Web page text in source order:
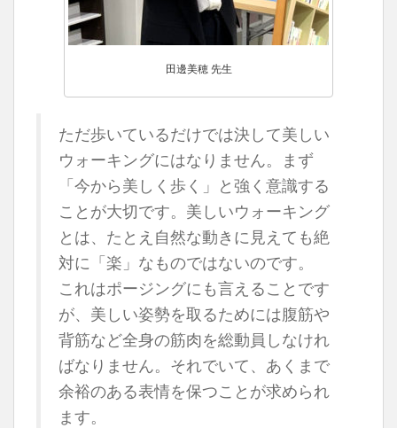
田邊美穂 先生
ただ歩いているだけでは決して美しい
ウォーキングにはなりません。まず
「今から美しく歩く」と強く意識する
ことが大切です。美しいウォーキング
とは、たとえ自然な動きに見えても絶
対に「楽」なものではないのです。
これはポージングにも言えることです
が、美しい姿勢を取るためには腹筋や
背筋など全身の筋肉を総動員しなけれ
ばなりません。それでいて、あくまで
余裕のある表情を保つことが求められ
ます。